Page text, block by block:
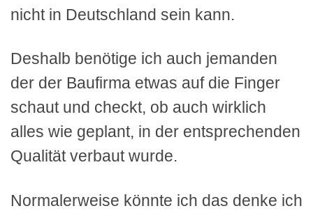
nicht in Deutschland sein kann.
Deshalb benötige ich auch jemanden
der der Baufirma etwas auf die Finger
schaut und checkt, ob auch wirklich
alles wie geplant, in der entsprechenden
Qualität verbaut wurde.
Normalerweise könnte ich das denke ich